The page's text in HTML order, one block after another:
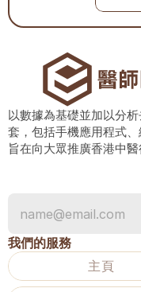
以數據為基礎並加以分
套，包括手機應用程式、
旨在向大眾推廣香港中
我們的服務
主頁